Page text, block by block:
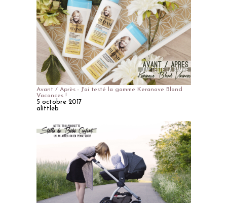
Avant / Après : J'ai testé la gamme Keranove Blond
Vacances !
5 octobre 2017
alittleb